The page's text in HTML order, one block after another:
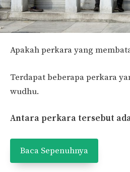
Apakah perkara yang
Terdapat beberapa perkara
wudhu.
Antara perkara tersebut
Baca Sepenuhnya